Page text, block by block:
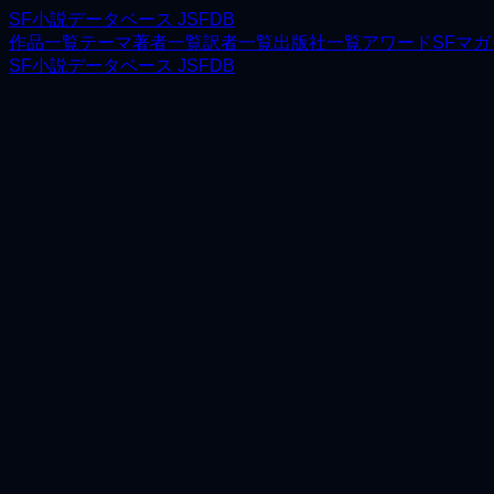
SF小説データベース JSFDB
作品一覧テーマ著者一覧訳者一覧出版社一覧アワードSFマガ
SF小説データベース JSFDB